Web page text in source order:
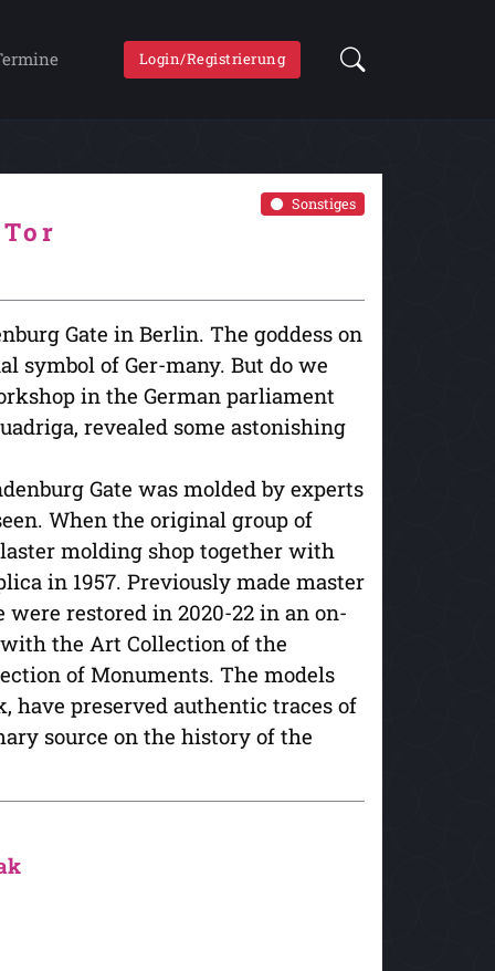
Login/Registrierung
Sonstiges
Gate in Berlin. The goddess on
symbol of Ger-many. But do we
in the German parliament
revealed some astonishing
Gate was molded by experts
When the original group of
molding shop together with
in 1957. Previously made master
restored in 2020-22 in an on-
the Art Collection of the
of Monuments. The models
have preserved authentic traces of
source on the history of the